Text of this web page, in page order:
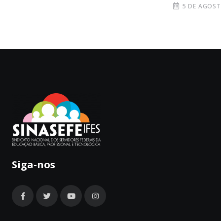
5 DE
Siga-nos